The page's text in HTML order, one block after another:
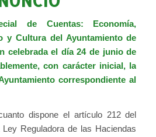
de Cuentas: Economía,
y Cultura del Ayuntamiento de
celebrada el día 24 de junio de
con carácter inicial, la
correspondiente al
dispone el artículo 212 del
Reguladora de las Haciendas